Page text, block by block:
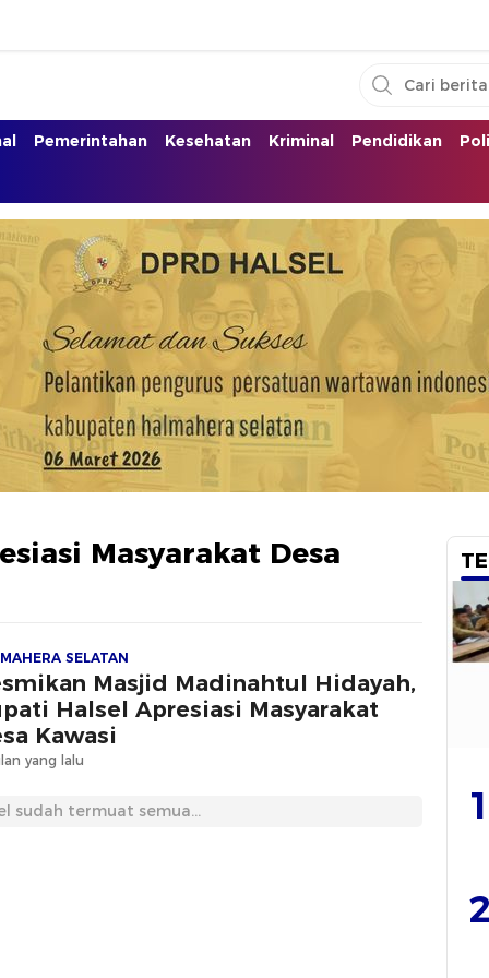
Pemerintahan Kesehatan Kriminal Pendidikan
Masyarakat Desa
SELATAN
Masjid Madinahtul Hidayah,
Halsel Apresiasi Masyarakat
Kawasi
yang lalu
sudah termuat semua... 1
2